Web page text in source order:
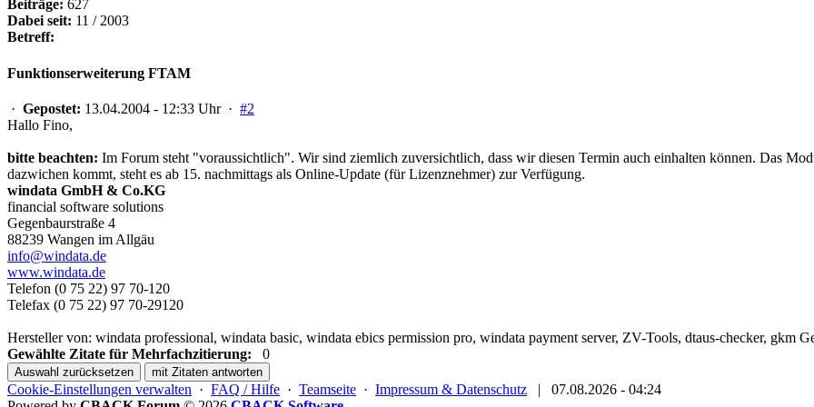
Beiträge: 627
Dabei seit: 11 / 2003
Betreff:
Funktionserweiterung FTAM
· Gepostet: 13.04.2004 - 12:33 Uhr · #2
Hallo Fino,
bitte beachten: Im Forum steht "voraussichtlich". Wir sind ziemlich zuversichtlich, dass wir diesen Termin auch einhalten können. Das
dazwichen kommt, steht es ab 15. nachmittags als Online-Update (für Lizenznehmer) zur Verfügung.
windata GmbH & Co.KG
financial software solutions
Gegenbaurstraße 4
88239 Wangen im Allgäu
info@windata.de
www.windata.de
Telefon (0 75 22) 97 70-120
Telefax (0 75 22) 97 70-29120
Hersteller von: windata professional, windata basic, windata ebics permission pro, windata payment server, ZV-Tools, dtaus-checker, gkm
Gewählte Zitate für Mehrfachzitierung:
0
Auswahl zurücksetzen mit Zitaten antworten
Cookie-Einstellungen verwalten · FAQ / Hilfe · Teamseite · Impressum & Datenschutz |
07.08.2026 - 04:24